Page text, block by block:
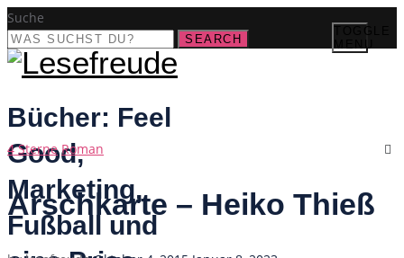
Suche
SEARCH
Bücher: Feel
Good,
Marketing,
Fußball und
TOGGLE
MENU
Categories
4 Sterne Roman
Arschkarte – Heiko Thieß